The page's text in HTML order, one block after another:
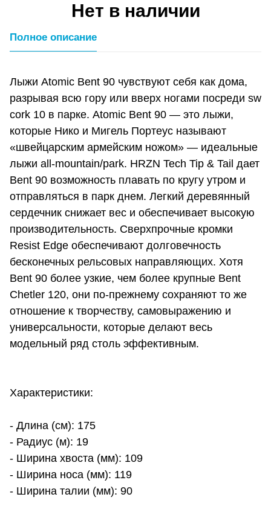
Нет в наличии
Полное описание
Лыжи Atomic Bent 90 чувствуют себя как дома,
разрывая всю гору или вверх ногами посреди sw
cork 10 в парке. Atomic Bent 90 — это лыжи,
которые Нико и Мигель Портеус называют
«швейцарским армейским ножом» — идеальные
лыжи all-mountain/park. HRZN Tech Tip & Tail дает
Bent 90 возможность плавать по кругу утром и
отправляться в парк днем. Легкий деревянный
сердечник снижает вес и обеспечивает высокую
производительность. Сверхпрочные кромки
Resist Edge обеспечивают долговечность
бесконечных рельсовых направляющих. Хотя
Bent 90 более узкие, чем более крупные Bent
Chetler 120, они по-прежнему сохраняют то же
отношение к творчеству, самовыражению и
универсальности, которые делают весь
модельный ряд столь эффективным.
Характеристики:
- Длина (см): 175
- Радиус (м): 19
- Ширина хвоста (мм): 109
- Ширина носа (мм): 119
- Ширина талии (мм): 90